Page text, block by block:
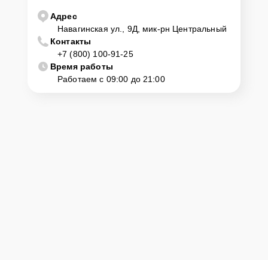
Адрес
Навагинская ул., 9Д, мик-рн Центральный
Контакты
+7 (800) 100-91-25
Время работы
Работаем с 09:00 до 21:00